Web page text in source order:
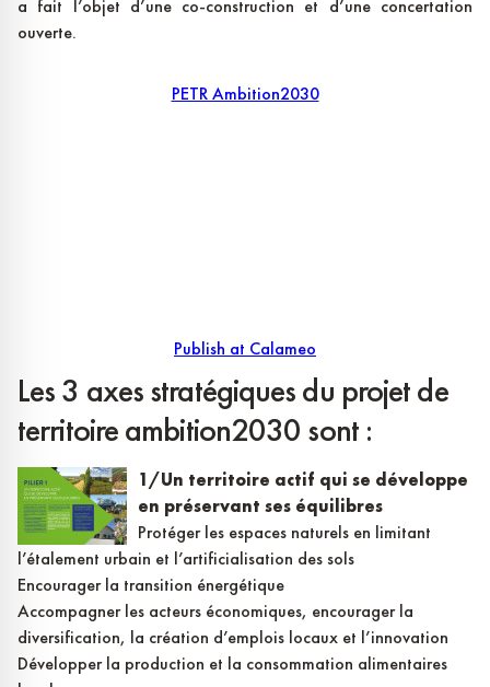
a fait l’objet d’une co-construction et d’une concertation
ouverte.
PETR Ambition2030
Publish at Calameo
Les 3 axes stratégiques du projet de
territoire ambition2030 sont :
1/Un territoire actif qui se développe
en préservant ses équilibres
Protéger les espaces naturels en limitant
l’étalement urbain et l’artificialisation des sols
Encourager la transition énergétique
Accompagner les acteurs économiques, encourager la
diversification, la création d’emplois locaux et l’innovation
Développer la production et la consommation alimentaires